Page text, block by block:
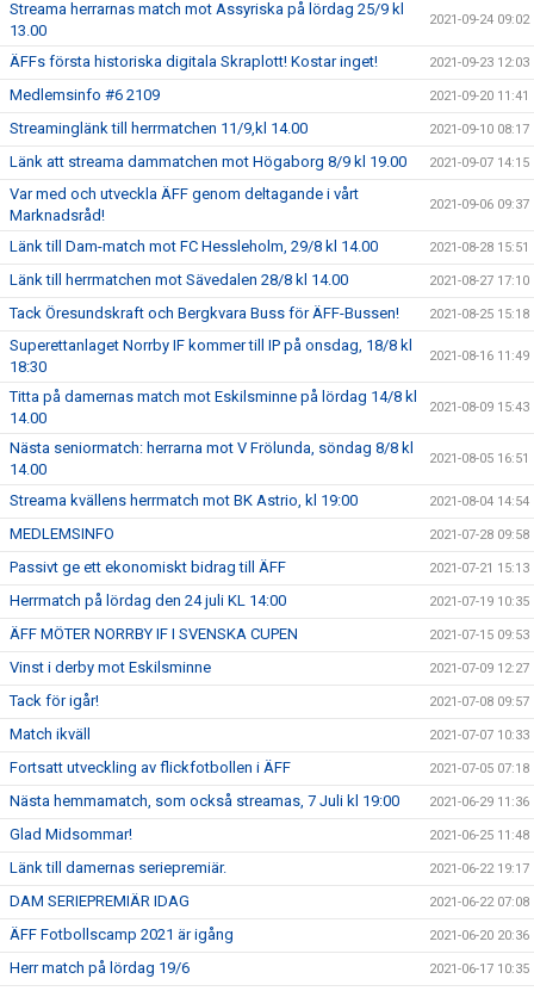
Streama herrarnas match mot Assyriska på lördag 25/9 kl
13.00
2021-09-24 09:02
ÄFFs första historiska digitala Skraplott! Kostar inget! 2021-09-23 12:03
Medlemsinfo #6 2109 2021-09-20 11:41
Streaminglänk till herrmatchen 11/9,kl 14.00 2021-09-10 08:17
Länk att streama dammatchen mot Högaborg 8/9 kl 19.00 2021-09-07 14:15
Var med och utveckla ÄFF genom deltagande i vårt
Marknadsråd!
2021-09-06 09:37
Länk till Dam-match mot FC Hessleholm, 29/8 kl 14.00 2021-08-28 15:51
Länk till herrmatchen mot Sävedalen 28/8 kl 14.00 2021-08-27 17:10
Tack Öresundskraft och Bergkvara Buss för ÄFF-Bussen! 2021-08-25 15:18
Superettanlaget Norrby IF kommer till IP på onsdag, 18/8 kl
18:30
2021-08-16 11:49
Titta på damernas match mot Eskilsminne på lördag 14/8 kl
14.00
2021-08-09 15:43
Nästa seniormatch: herrarna mot V Frölunda, söndag 8/8 kl
14.00
2021-08-05 16:51
Streama kvällens herrmatch mot BK Astrio, kl 19:00 2021-08-04 14:54
MEDLEMSINFO 2021-07-28 09:58
Passivt ge ett ekonomiskt bidrag till ÄFF 2021-07-21 15:13
Herrmatch på lördag den 24 juli KL 14:00 2021-07-19 10:35
ÄFF MÖTER NORRBY IF I SVENSKA CUPEN 2021-07-15 09:53
Vinst i derby mot Eskilsminne 2021-07-09 12:27
Tack för igår! 2021-07-08 09:57
Match ikväll 2021-07-07 10:33
Fortsatt utveckling av flickfotbollen i ÄFF 2021-07-05 07:18
Nästa hemmamatch, som också streamas, 7 Juli kl 19:00 2021-06-29 11:36
Glad Midsommar! 2021-06-25 11:48
Länk till damernas seriepremiär. 2021-06-22 19:17
DAM SERIEPREMIÄR IDAG 2021-06-22 07:08
ÄFF Fotbollscamp 2021 är igång 2021-06-20 20:36
Herr match på lördag 19/6 2021-06-17 10:35